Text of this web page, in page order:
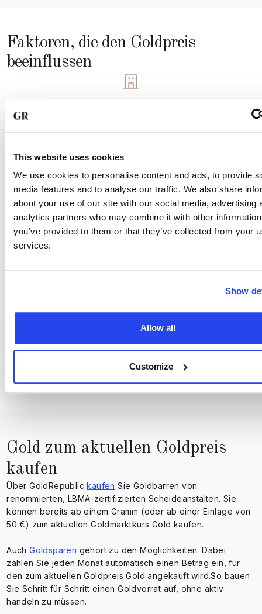
This website uses cookies
We use cookies to personalise content and ads, to provide
media features and to analyse our traffic. We also share
about your use of our site with our social media, advertising
analytics partners who may combine it with other
you’ve provided to them or that they’ve collected from your
services.
Show
Allow all
Customize
Faktoren, die den Goldpreis
beeinflussen
Gold ist unverzichtbar in der Technologie, Solarenergie und
Versorgung und Bergbau:
Neuentdeckungen, Investitionen in den Bergbau und
Recycling beeinflussen das verfügbare Angebot.
insbesondere des US-Dollars, sind entscheidend.
Unsicherheit und weltweite Krisen sorgen häufig für eine
höhere Nachfrage nach Gold als „sicherem Hafen“.
Gold zum aktuellen Goldpreis
kaufen
Über GoldRepublickaufen Sie Goldbarren von
renommierten, LBMA-zertifizierten Scheideanstalten. Sie
können bereits ab einem Gramm (oder ab einer Einlage von
50 €) zum aktuellen Goldmarktkurs Gold kaufen.
AuchGoldsparen gehört zu den Möglichkeiten. Dabei
zahlen Sie jeden Monat automatisch einen Betrag ein, für
den zum aktuellen Goldpreis Gold angekauft wird.So bauen
Sie Schritt für Schritt einen Goldvorrat auf, ohne aktiv
handeln zu müssen.